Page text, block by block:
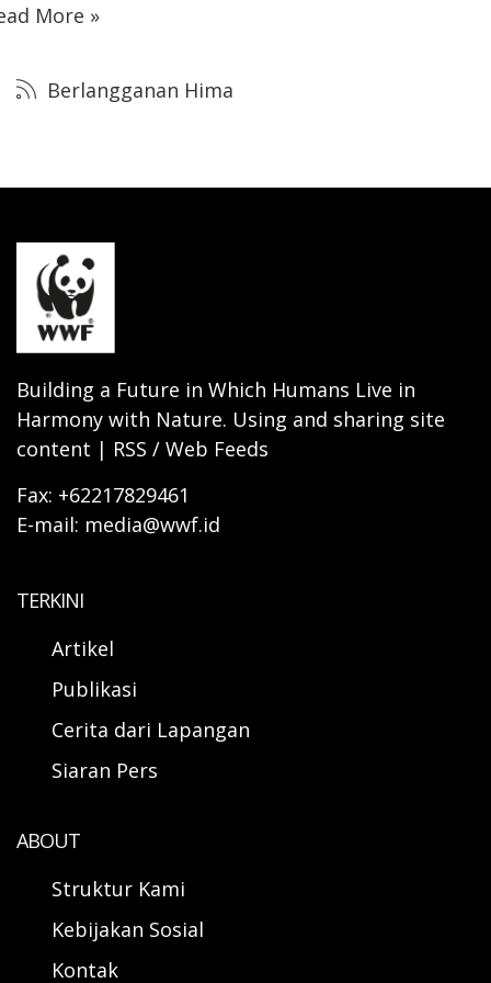
More »
Berlangganan Hima
Building a Future in Which Humans Live in
Harmony with Nature. Using and sharing site
content | RSS / Web Feeds
Fax: +62217829461
E-mail: media@wwf.id
TERKINI
Artikel
Publikasi
Cerita dari Lapangan
Siaran Pers
ABOUT
Struktur Kami
Kebijakan Sosial
Kontak